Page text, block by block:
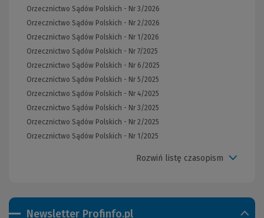
Newsletter Profinfo.pl
Orzecznictwo Sądów Polskich - Nr 3/2026
Orzecznictwo Sądów Polskich - Nr 2/2026
Orzecznictwo Sądów Polskich - Nr 1/2026
Orzecznictwo Sądów Polskich - Nr 7/2025
Orzecznictwo Sądów Polskich - Nr 6/2025
Orzecznictwo Sądów Polskich - Nr 5/2025
Orzecznictwo Sądów Polskich - Nr 4/2025
Orzecznictwo Sądów Polskich - Nr 3/2025
Orzecznictwo Sądów Polskich - Nr 2/2025
Orzecznictwo Sądów Polskich - Nr 1/2025
Rozwiń listę czasopism